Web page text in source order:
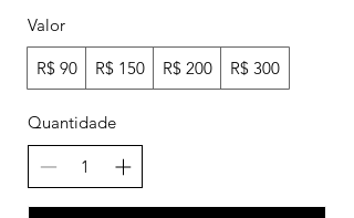
Valor
R$ 90 R$ 150 R$ 200 R$ 300
Quantidade